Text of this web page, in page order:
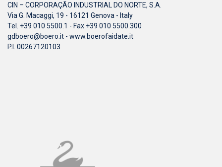
CIN – CORPORAÇÃO INDUSTRIAL DO NORTE, S.A.
Via G. Macaggi, 19 - 16121 Genova - Italy
Tel. +39 010 5500.1 - Fax +39 010 5500.300
gdboero@boero.it - www.boerofaidate.it
P.I. 00267120103